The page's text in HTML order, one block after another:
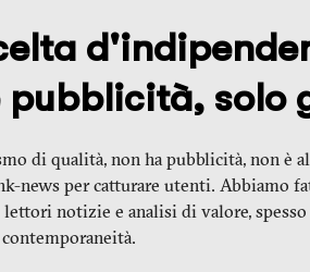
pubblicità, solo
di qualità, non ha pubblicità, non è
news per catturare utenti. Abbiamo
lettori notizie e analisi di valore,